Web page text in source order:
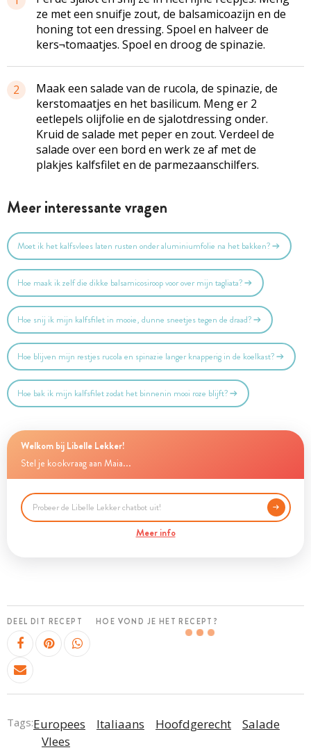
ze met een snuifje zout, de balsamicoazijn en de
honing tot een dressing. Spoel en halveer de
kers¬tomaatjes. Spoel en droog de spinazie.
2
Maak een salade van de rucola, de spinazie, de
kerstomaatjes en het basilicum. Meng er 2
eetlepels olijfolie en de sjalotdressing onder.
Kruid de salade met peper en zout. Verdeel de
salade over een bord en werk ze af met de
plakjes kalfsfilet en de parmezaanschilfers.
Meer interessante vragen
Moet ik het kalfsvlees laten rusten onder aluminiumfolie na het bakken?
Hoe maak ik zelf die dikke balsamicosiroop voor over mijn tagliata?
Hoe snij ik mijn kalfsfilet in mooie, dunne sneetjes tegen de draad?
Hoe blijven mijn restjes rucola en spinazie langer knapperig in de koelkast?
Hoe bak ik mijn kalfsfilet zodat het binnenin mooi roze blijft?
Welkom bij Libelle Lekker!
Stel je kookvraag aan Maia...
Meer info
DEEL DIT RECEPT HOE VOND JE HET RECEPT?
Tags:Europees Italiaans Hoofdgerecht
Salade
Vlees